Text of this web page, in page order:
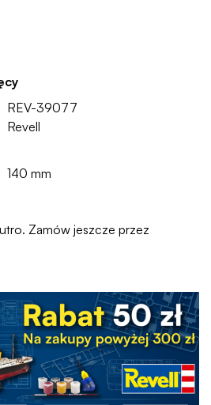
REV-39077
Revell
140 mm
Zamów jeszcze przez